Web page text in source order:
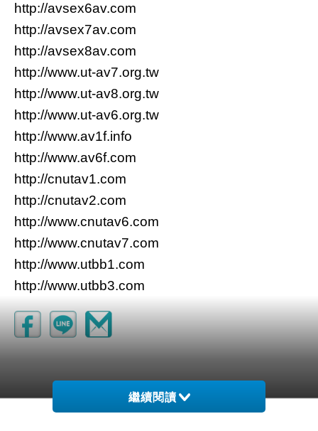
http://avsex6av.com
http://avsex7av.com
http://avsex8av.com
http://www.ut-av7.org.tw
http://www.ut-av8.org.tw
http://www.ut-av6.org.tw
http://www.av1f.info
http://www.av6f.com
http://cnutav1.com
http://cnutav2.com
http://www.cnutav6.com
http://www.cnutav7.com
http://www.utbb1.com
http://www.utbb3.com
繼續閱讀